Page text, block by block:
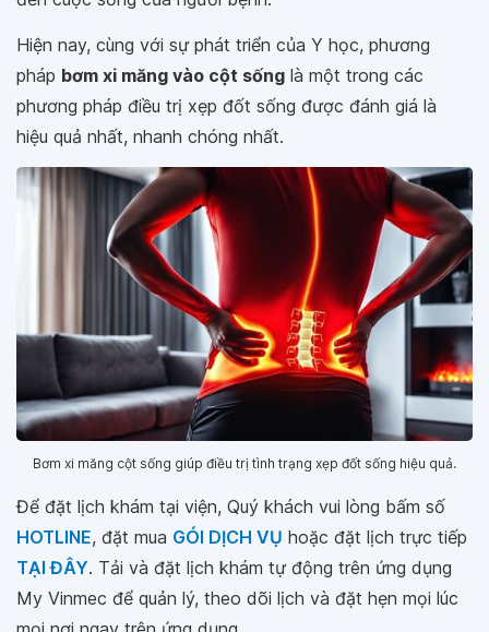
Hiện nay, cùng với sự phát triển của Y học, phương
pháp bơm xi măng vào cột sống là một trong các
phương pháp điều trị xẹp đốt sống được đánh giá là
hiệu quả nhất, nhanh chóng nhất.
Bơm xi măng cột sống giúp điều trị tình trạng xẹp đốt sống hiệu quả.
Để đặt lịch khám tại viện, Quý khách vui lòng bấm số
HOTLINE, đặt mua GÓI DỊCH VỤ hoặc đặt lịch trực tiếp
TẠI ĐÂY. Tải và đặt lịch khám tự động trên ứng dụng
My Vinmec để quản lý, theo dõi lịch và đặt hẹn mọi lúc